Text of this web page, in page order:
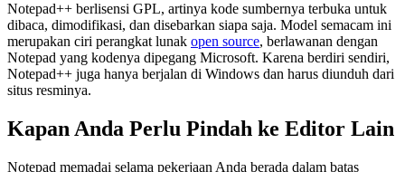
Notepad++ berlisensi GPL, artinya kode sumbernya terbuka untuk
dibaca, dimodifikasi, dan disebarkan siapa saja. Model semacam ini
merupakan ciri perangkat lunak open source, berlawanan dengan
Notepad yang kodenya dipegang Microsoft. Karena berdiri sendiri,
Notepad++ juga hanya berjalan di Windows dan harus diunduh dari
situs resminya.
Kapan Anda Perlu Pindah ke Editor Lain
Notepad memadai selama pekerjaan Anda berada dalam batas